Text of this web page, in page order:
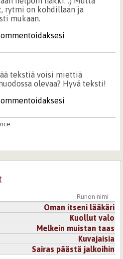
rytmi on kohdillaan ja
mukaan.
tekstiä voisi miettiä
olevaa? Hyvä teksti!
Runon nimi
Oman itseni lääkäri
Kuollut valo
Melkein muistan taas
Kuvajaisia
Sairas päästä jalkoihin